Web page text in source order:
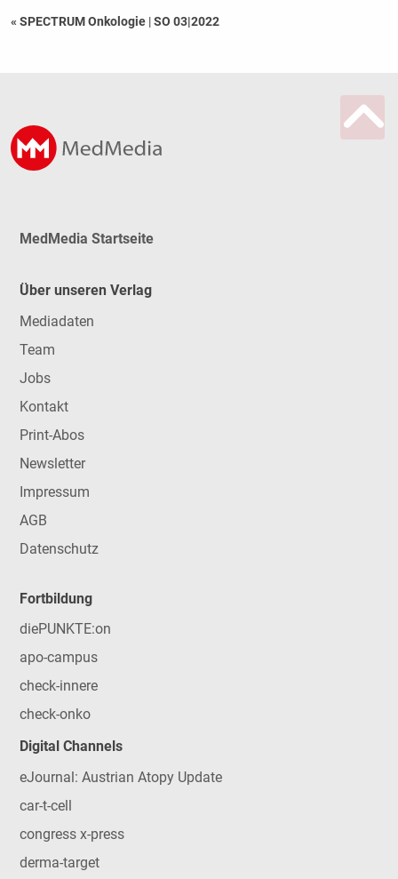
« SPECTRUM Onkologie |SO 03|2022
MedMedia Startseite
Über unseren Verlag
Mediadaten
Team
Jobs
Kontakt
Print-Abos
Newsletter
Impressum
AGB
Datenschutz
Fortbildung
diePUNKTE:on
apo-campus
check-innere
check-onko
Digital Channels
eJournal: Austrian Atopy Update
car-t-cell
congress x-press
derma-target